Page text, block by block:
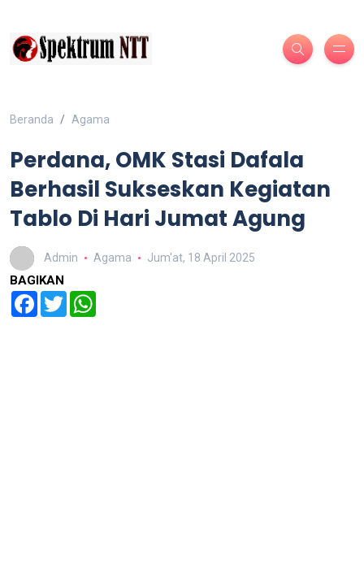
Beranda Agama
Perdana, OMK Stasi Dafala
Berhasil Sukseskan Kegiatan
Tablo Di Hari Jumat Agung
Admin Agama Jum'at, 18 April 2025
BAGIKAN
Facebook
Twitter